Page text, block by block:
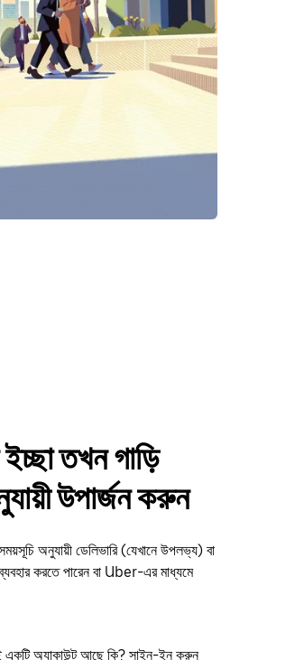
তখন গাড়ি
উপার্জন করুন
অনুযায়ী ডেলিভারি (যেখানে উপলভ্য) বা
করতে পারেন বা Uber-এর মাধ্যমে
অ্যাকাউন্ট আছে কি? সাইন-ইন করুন